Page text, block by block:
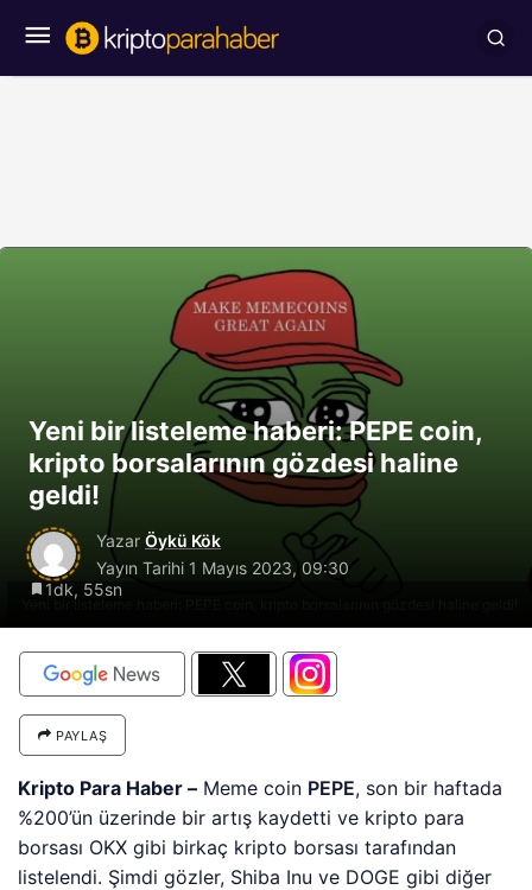
Yeni bir listeleme haberi: PEPE coin, kripto borsalarının gözdesi haline geldi!
Yeni bir listeleme haberi: PEPE coin,
kripto borsalarının gözdesi haline
geldi!
Yazar Öykü Kök
Yayın Tarihi 1 Mayıs 2023, 09:30
1dk, 55sn
PAYLAŞ
Kripto Para Haber – Meme coin PEPE, son bir haftada
%200’ün üzerinde bir artış kaydetti ve kripto para
borsası OKX gibi birkaç kripto borsası tarafından
listelendi. Şimdi gözler, Shiba Inu ve DOGE gibi diğer